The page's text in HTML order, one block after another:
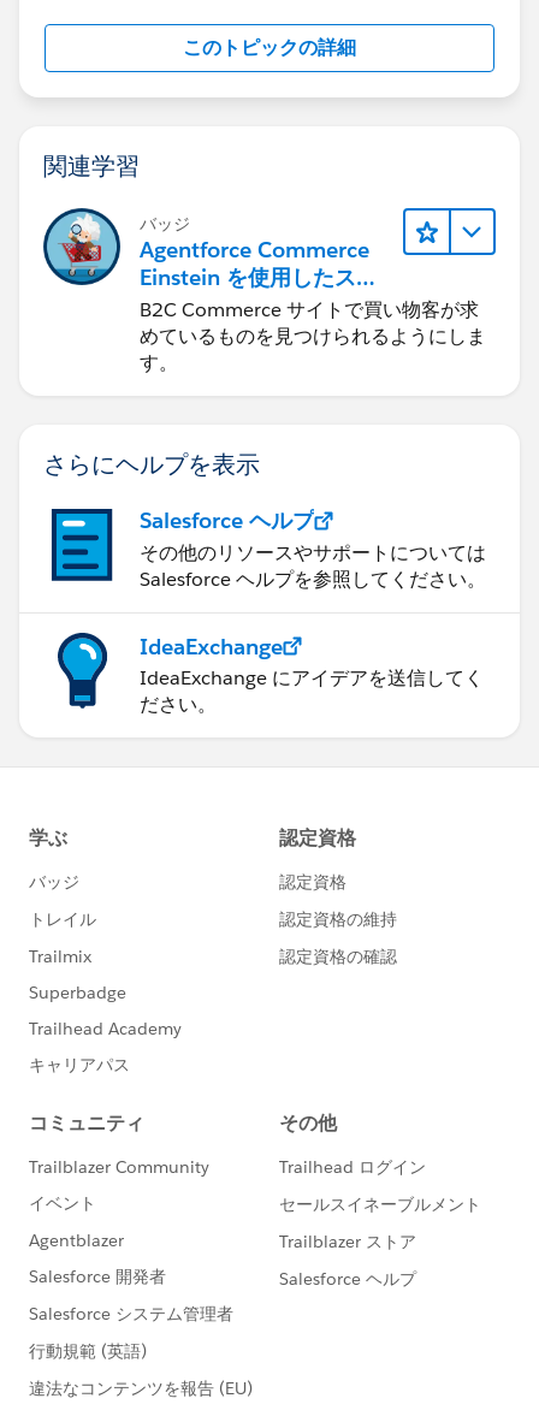
このトピックの詳細
関連学習
バッジ
Agentforce Commerce
Einstein を使用したスマ
ートな検索
B2C Commerce サイトで買い物客が求
めているものを見つけられるようにしま
す。
さらにヘルプを表示
Salesforce ヘルプ
その他のリソースやサポートについては
Salesforce ヘルプを参照してください。
IdeaExchange
IdeaExchange にアイデアを送信してく
ださい。